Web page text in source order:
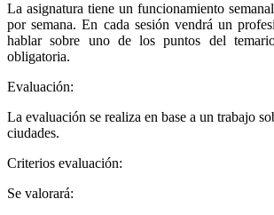
La asignatura tiene un funcionamiento
por semana. En cada sesión vendrá un
hablar sobre uno de los puntos del
obligatoria.
Evaluación:
La evaluación se realiza en base a un trabajo
ciudades.
Criterios evaluación:
Se valorará: